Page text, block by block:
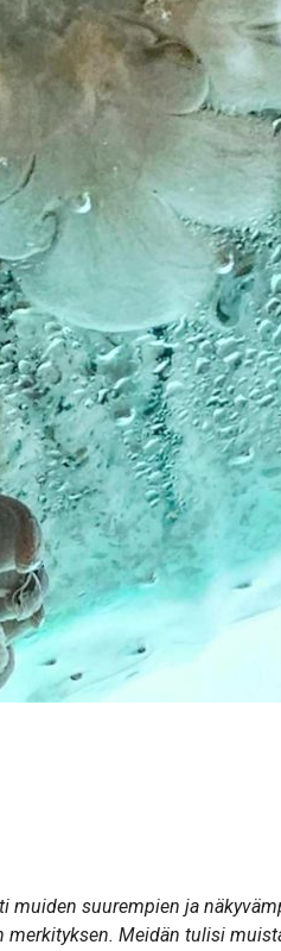
suurempien ja
Meidän tulisi